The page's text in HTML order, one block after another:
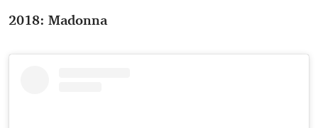
2018: Madonna